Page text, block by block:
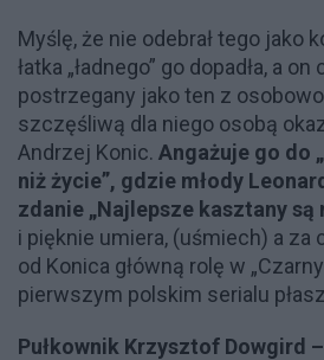
Myślę, że nie odebrał tego jako
łatka „ładnego” go dopadła, a on
postrzegany jako ten z
szczęśliwą dla niego osobą
Andrzej Konic. Angażuje go do
niż życie”, gdzie młody
zdanie „Najlepsze kasztany są
i pięknie umiera, (uśmiech) a za
od Konica główną rolę w
pierwszym polskim serialu
Pułkownik Krzysztof Dowgird